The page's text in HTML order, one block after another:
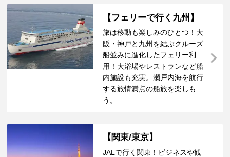
【フェリーで行く九州】
旅は移動も楽しみのひとつ！大
阪・神戸と九州を結ぶクルーズ
船並みに進化したフェリー利
用！大浴場やレストランなど船
内施設も充実。瀬戸内海を航行
する旅情満点の船旅を楽しも
う。
【関東/東京】
JALで行く関東！ビジネスや観